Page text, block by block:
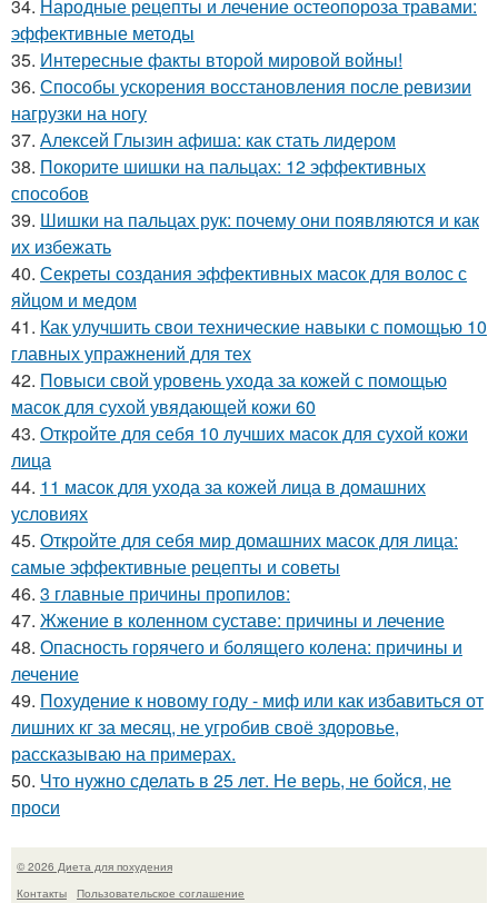
34. Народные рецепты и лечение остеопороза травами:
эффективные методы
35. Интересные факты второй мировой войны!
36. Способы ускорения восстановления после ревизии
нагрузки на ногу
37. Алексей Глызин афиша: как стать лидером
38. Покорите шишки на пальцах: 12 эффективных
способов
39. Шишки на пальцах рук: почему они появляются и как
их избежать
40. Секреты создания эффективных масок для волос с
яйцом и медом
41. Как улучшить свои технические навыки с помощью 10
главных упражнений для тех
42. Повыси свой уровень ухода за кожей с помощью
масок для сухой увядающей кожи 60
43. Откройте для себя 10 лучших масок для сухой кожи
лица
44. 11 масок для ухода за кожей лица в домашних
условиях
45. Откройте для себя мир домашних масок для лица:
самые эффективные рецепты и советы
46. 3 главные причины пропилов:
47. Жжение в коленном суставе: причины и лечение
48. Опасность горячего и болящего колена: причины и
лечение
49. Похудение к новому году - миф или как избавиться от
лишних кг за месяц, не угробив своё здоровье,
рассказываю на примерах.
50. Что нужно сделать в 25 лет. Не верь, не бойся, не
проси
© 2026 Диета для похудения
Контакты
Пользовательское соглашение